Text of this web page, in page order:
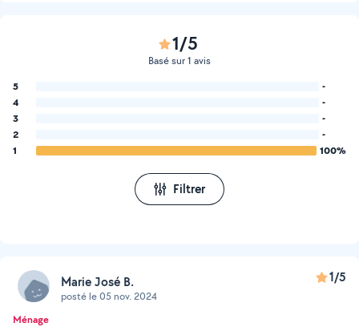
1/5
Basé sur 1 avis
5
-
4
-
3
-
2
-
1
100%
Filtrer
Marie José B.
posté le 05 nov. 2024
1/5
Ménage